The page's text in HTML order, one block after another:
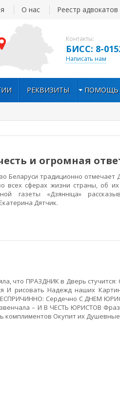
Контакты:
БИСС: 8-
Написать нам
О нас Реестр адвокатов
РЕКВИЗИТЫ ПОМОЩЬ
и огромная
Беларуси традиционно отмечает
всех сферах жизни страны, об
газеты «Дзянніца»
Дятчик.
что ПРАЗДНИК в Дверь
И рисовать Надежд наших
Сердечно С ДНЕМ
– И В ЧЕСТЬ ЮРИСТОВ
комплиментов Окупит их Душевные